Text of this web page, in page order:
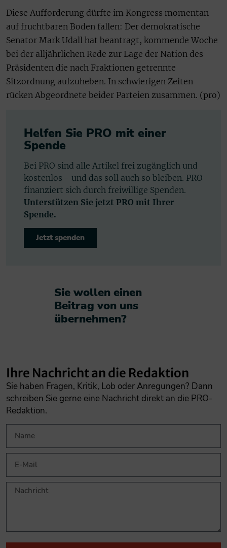
Diese Aufforderung dürfte im Kongress momentan
auf fruchtbaren Boden fallen: Der demokratische
Senator Mark Udall hat beantragt, kommende Woche
bei der alljährlichen Rede zur Lage der Nation des
Präsidenten die nach Fraktionen getrennte
Sitzordnung aufzuheben. In schwierigen Zeiten
rücken Abgeordnete beider Parteien zusammen. (pro)
Helfen Sie PRO mit einer
Spende
Bei PRO sind alle Artikel frei zugänglich und
kostenlos - und das soll auch so bleiben. PRO
finanziert sich durch freiwillige Spenden.
Unterstützen Sie jetzt PRO mit Ihrer
Spende.
Jetzt spenden
Sie wollen einen
Beitrag von uns
übernehmen?​
Ihre Nachricht an die Redaktion
Sie haben Fragen, Kritik, Lob oder Anregungen? Dann
schreiben Sie gerne eine Nachricht direkt an die PRO-
Redaktion.